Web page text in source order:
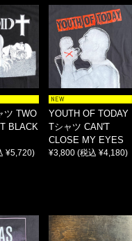
ツ TWO
BLACK
¥5,720)
NEW
YOUTH OF TODAY
Tシャツ CAN'T
CLOSE MY EYES
¥3,800 (税込 ¥4,180)